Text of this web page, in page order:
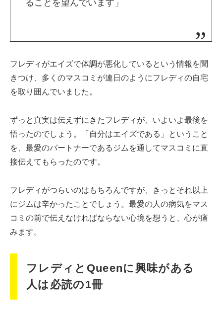
ることを望んでいます」
フレディがエイズで体調が悪化しているという情報を聞
きつけ、多くのマスコミが連日のようにフレディの自宅
を取り囲んでいました。
ずっと真実は伝えずにきたフレディが、いよいよ最後を
悟ったのでしょう。「自分はエイズである」ということ
を、最愛のパートナーであるジムを通してマスコミに直
接伝えてもらったのです。
フレディがつらいのはもちろんですが、きっとそれ以上
にジムは辛かったことでしょう。最愛の人の病気をマス
コミの前で伝えなければならない心境を想うと、心が痛
みます。
フレディとQueenに興味がある
人は必読の1冊